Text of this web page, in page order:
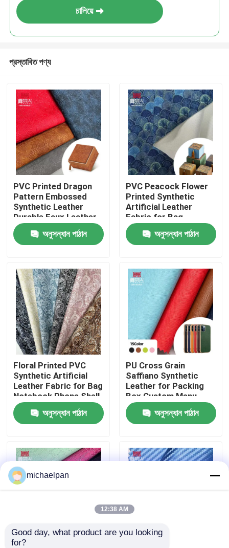
পণ্য
আমাদের সম্পর্কে
কারখানা ভ্রমণ
মান নিয়ন্ত্রণ
আমাদের সাথে যোগাযোগ করুন
উদ্ধৃতির জন্য আবেদন
পিভিসি ফ্যাক্স লেদার
মাইক্রোফাইবার চামড়া উপাদান
চালিয়ে
প্রস্তাবিত পণ্য
PVC Printed Dragon
Pattern Embossed
Synthetic Leather
Durable Faux Leather
Fabric for Notebook
Table Mat Phone
Upholstery Lining
অনুসন্ধান পাঠান
PVC Peacock Flower
Printed Synthetic
Artificial Leather
Fabric for Bag
Packaging Notebook
Phone Shell & Sofa
Use
অনুসন্ধান পাঠান
Floral Printed PVC
Synthetic Artificial
Leather Fabric for Bag
Notebook Phone Shell
Sofa Craft Use Floral
Printed Faux Leather
অনুসন্ধান পাঠান
PU Cross Grain
Saffiano Synthetic
Leather for Packing
Box Custom Menu
Covers Phone case
Lining Faux Leather
Materials
অনুসন্ধান পাঠান
Hot Sale PVC Shiny
michaelpan
12:38 AM
Good day, what product are you looking
for?